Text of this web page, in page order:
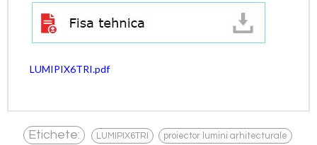
LUMIPIX6TRI.pdf
Etichete: LUMIPIX6TRI , proiector lumini arhitecturale ,